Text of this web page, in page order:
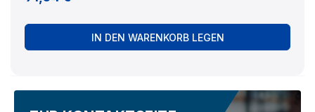
IN DEN WARENKORB LEGEN